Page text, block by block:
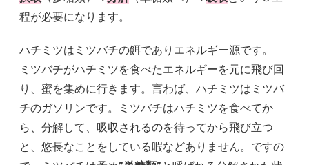
程が必要になります。
ハチミツはミツバチの餌でありエネルギー源です。
ミツバチがハチミツを食べたエネルギーを元に飛び回
り、蜜を集めに行きます。言わば、ハチミツはミツバ
チのガソリンです。ミツバチはハチミツを食べてか
ら、分解して、吸収されるのを待ってから飛び立つ
と、悠長なことをしている暇などありません。ですの